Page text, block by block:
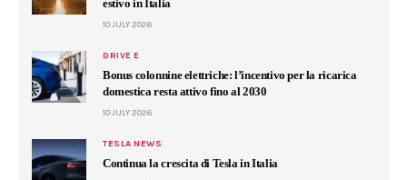
estivo in Italia
10 JULY 2026
DRIVE E
Bonus colonnine elettriche: l’incentivo per la ricarica
domestica resta attivo fino al 2030
10 JULY 2026
TESLA NEWS
Continua la crescita di Tesla in Italia